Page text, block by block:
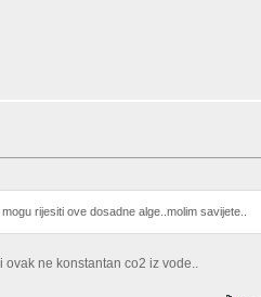
rijesiti ove dosadne alge..molim savijete..
ne konstantan co2 iz vode..